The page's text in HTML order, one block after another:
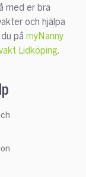
med er bra
och hjälpa
på myNanny
Lidköping.